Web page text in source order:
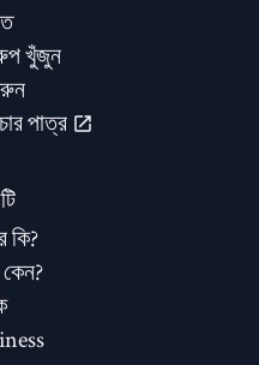
খুঁজুন
পাত্র
কি?
কেন?